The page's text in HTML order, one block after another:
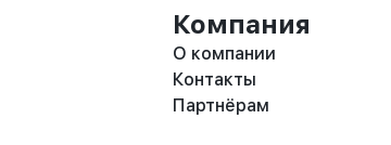
Компания
О компании
Контакты
Партнёрам